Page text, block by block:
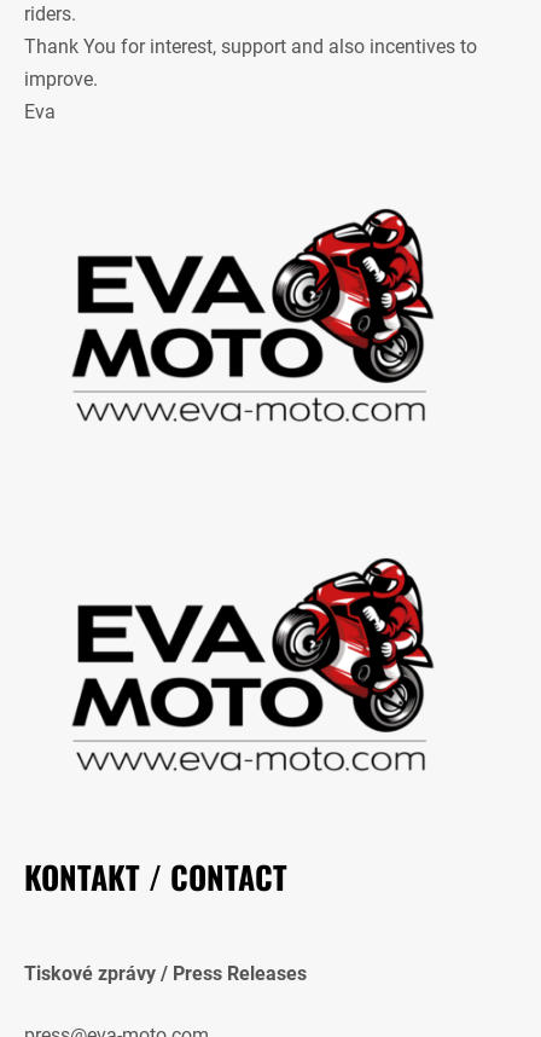
riders.
Thank You for interest, support and also incentives to
improve.
Eva
KONTAKT / CONTACT
Tiskové zprávy / Press Releases